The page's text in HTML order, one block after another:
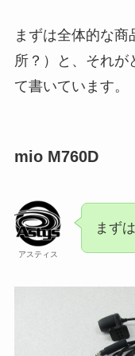
まずは全体的な
所？）と、それが
て書いています。
mio M760D
アスティス
まず